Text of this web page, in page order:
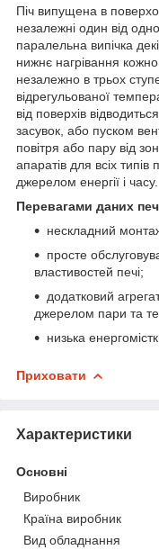
Піч випущена в
незалежні один від
паралельна випічка
нижнє нагрівання
незалежно в трьох
відрегульованої
від поверхів
засувок, або пуском
повітря або пару від
апаратів для всіх
джерелом енергії і часу.
Перевагами даних
нескладний
просте
властивостей печі;
додатковий
джерелом пари та
низька
Приховати
Характеристики
Основні
Виробник
Країна виробник
Вид обладнання